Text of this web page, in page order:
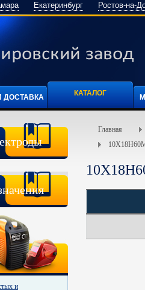
Екатеринбург Ростов-на-
ДОСТАВКА КАТАЛОГ
и
Главная